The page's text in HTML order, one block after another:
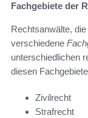
Fachgebiete der
Rechtsanwälte,
verschiedene
unterschiedlichen
diesen
Zivilrecht
Strafrecht